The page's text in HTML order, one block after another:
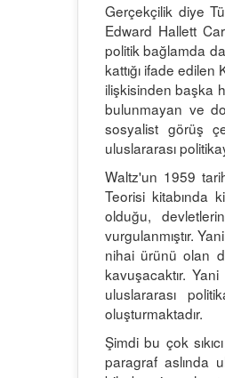
Gerçekçilik diye
Edward Hallett
politik bağlamda
kattığı ifade
ilişkisinden başka
bulunmayan ve
sosyalist görüş
uluslararası
Waltz'un 1959
Teorisi kitabında
olduğu,
vurgulanmıştır.
nihai ürünü olan
kavuşacaktır.
uluslararası
oluşturmaktadır.
Şimdi bu çok
paragraf aslında